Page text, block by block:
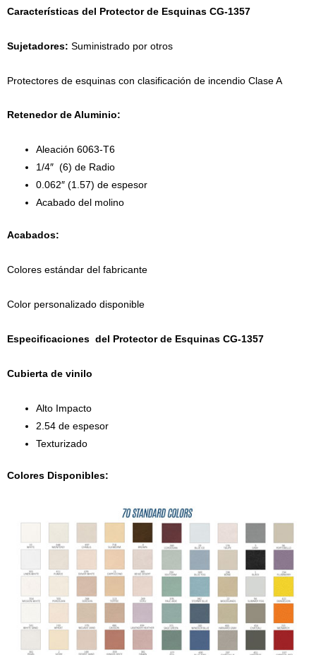
Características del Protector de Esquinas CG-1357
Sujetadores: Suministrado por otros
Protectores de esquinas con clasificación de incendio Clase A
Retenedor de Aluminio:
Aleación 6063-T6
1/4″ (6) de Radio
0.062″ (1.57) de espesor
Acabado del molino
Acabados:
Colores estándar del fabricante
Color personalizado disponible
Especificaciones del Protector de Esquinas CG-1357
Cubierta de vinilo
Alto Impacto
2.54 de espesor
Texturizado
Colores Disponibles: